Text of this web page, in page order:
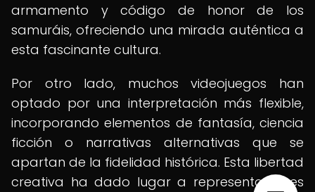
armamento y código de honor de los
samuráis, ofreciendo una mirada auténtica a
esta fascinante cultura.
Por otro lado, muchos videojuegos han
optado por una interpretación más flexible,
incorporando elementos de fantasía, ciencia
ficción o narrativas alternativas que se
apartan de la fidelidad histórica. Esta libertad
creativa ha dado lugar a representaciones